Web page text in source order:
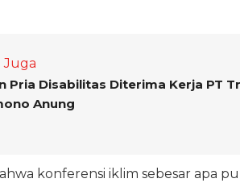
Juga
Pria Disabilitas Diterima Kerja PT
Anung
konferensi iklim sebesar apa